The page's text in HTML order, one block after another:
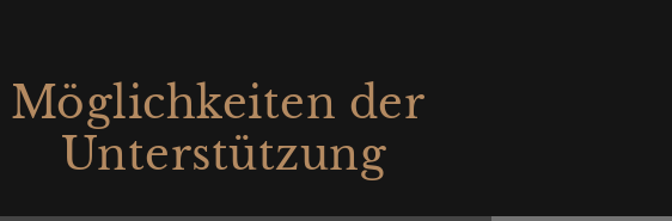
Möglichkeiten der
Unterstützung